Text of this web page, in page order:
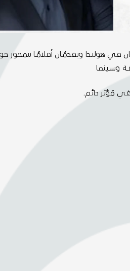
فـي هولنـدا ويقدمُـان أفلامُـا
وســينما
مُؤثـر دائـم.